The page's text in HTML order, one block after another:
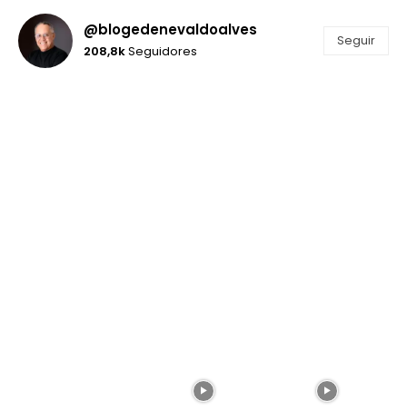
@blogedenevaldoalves
208,8kSeguidores
Seguir